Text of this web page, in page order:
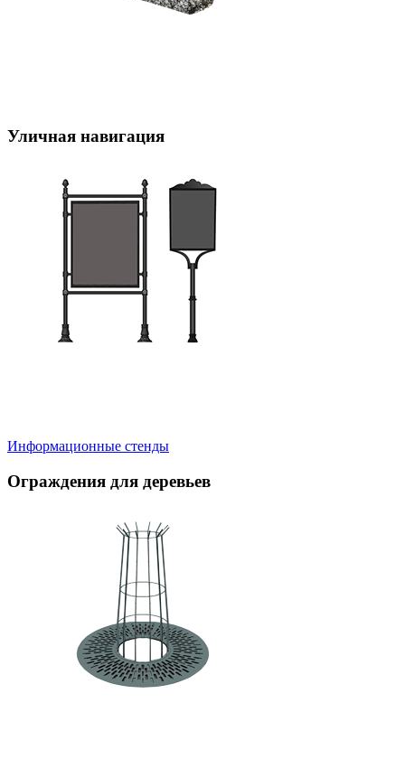
Уличная навигация
Информационные стенды
Ограждения для деревьев